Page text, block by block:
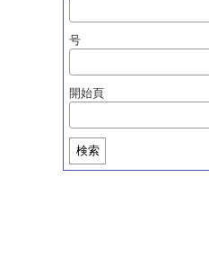
号
開始頁
検索